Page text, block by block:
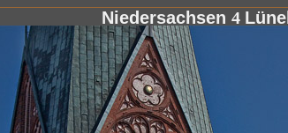
Niedersachsen 4